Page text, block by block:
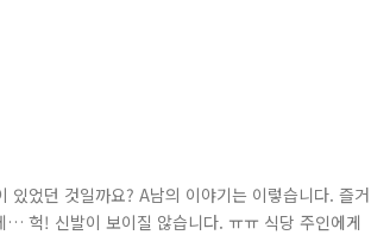
었던 것일까요? A남의 이야기는 이렇습니다. 즐거
헉! 신발이 보이질 않습니다. ㅠㅠ 식당 주인에게